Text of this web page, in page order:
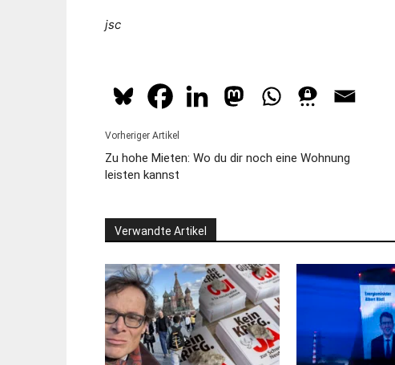
jsc
Vorheriger Artikel
Zu hohe Mieten: Wo du dir noch eine Wohnung
leisten kannst
Verwandte Artikel